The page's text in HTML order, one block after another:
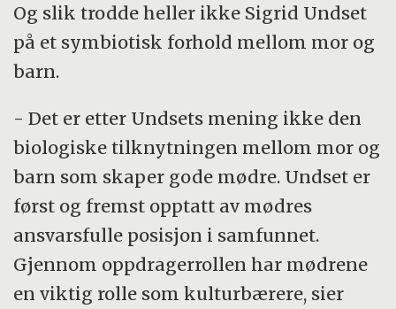
Og slik trodde heller ikke Sigrid Undset
på et symbiotisk forhold mellom mor og
barn.
- Det er etter Undsets mening ikke den
biologiske tilknytningen mellom mor og
barn som skaper gode mødre. Undset er
først og fremst opptatt av mødres
ansvarsfulle posisjon i samfunnet.
Gjennom oppdragerrollen har mødrene
en viktig rolle som kulturbærere, sier